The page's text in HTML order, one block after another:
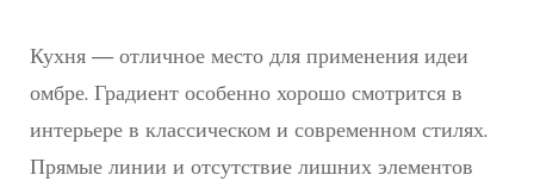
Кухня — отличное место для применения идеи
омбре. Градиент особенно хорошо смотрится в
интерьере в классическом и современном стилях.
Прямые линии и отсутствие лишних элементов